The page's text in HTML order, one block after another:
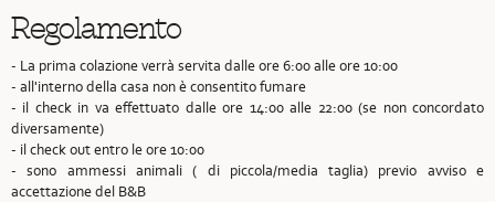
Regolamento
- La prima colazione verrà servita dalle ore 6:00 alle ore 10:00
- all'interno della casa non è consentito fumare
- il check in va effettuato dalle ore 14:00 alle 22:00 (se non concordato
diversamente)
- il check out entro le ore 10:00
- sono ammessi animali ( di piccola/media taglia) previo avviso e
accettazione del B&B